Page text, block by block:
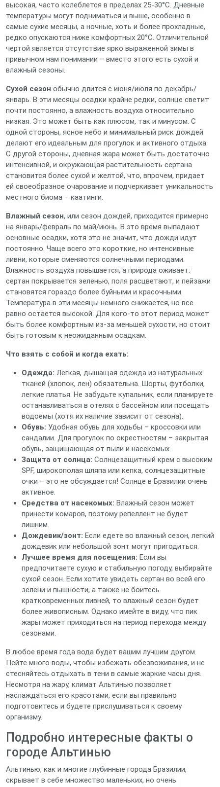
высокая, часто колеблется в пределах 25-30°C. Дневные
температуры могут подниматься и выше, особенно в
самые сухие месяцы, а ночные, хоть и более прохладные,
редко опускаются ниже комфортных 20°C. Отличительной
чертой является отсутствие ярко выраженной зимы в
привычном нам понимании – вместо этого есть сухой и
влажный сезоны.
Сухой сезон обычно длится с июня/июля по декабрь/
январь. В эти месяцы осадки крайне редки, солнце светит
почти постоянно, а влажность воздуха относительно
низкая. Это может быть как плюсом, так и минусом. С
одной стороны, ясное небо и минимальный риск дождей
делают его идеальным для прогулок и активного отдыха.
С другой стороны, дневная жара может быть достаточно
интенсивной, и окружающая растительность сертана
становится более сухой и желтой, что, впрочем, придает
ей своеобразное очарование и подчеркивает уникальность
местного биома – каатинги.
Влажный сезон, или сезон дождей, приходится примерно
на январь/февраль по май/июнь. В это время выпадают
основные осадки, хотя это не значит, что дожди идут
постоянно. Чаще всего это короткие, но интенсивные
ливни, которые сменяются солнечными периодами.
Влажность воздуха повышается, а природа оживает:
сертан покрывается зеленью, поля расцветают, и пейзажи
становятся гораздо более буйными и красочными.
Температура в эти месяцы немного снижается, но все
равно остается высокой. Для кого-то этот период может
быть более комфортным из-за меньшей сухости, но стоит
быть готовым к неожиданным осадкам.
Что взять с собой и когда ехать:
Одежда: Легкая, дышащая одежда из натуральных
тканей (хлопок, лен) обязательна. Шорты, футболки,
легкие платья. Не забудьте купальник, если планируете
останавливаться в отелях с бассейном или посещать
водоемы (хотя их наличие зависит от сезона).
Обувь: Удобная обувь для ходьбы – кроссовки или
сандалии. Для прогулок по окрестностям – закрытая
обувь, защищающая от пыли и насекомых.
Защита от солнца: Солнцезащитный крем с высоким
SPF, широкополая шляпа или кепка, солнцезащитные
очки – это не обсуждается! Солнце в Бразилии очень
активное.
Средства от насекомых: Влажный сезон может
принести комаров, поэтому репеллент не будет
лишним.
Дождевик/зонт: Если едете во влажный сезон, легкий
дождевик или небольшой зонт могут пригодиться.
Лучшее время для посещения: Если вы
предпочитаете сухую и стабильную погоду, выбирайте
сухой сезон. Если хотите увидеть сертан во всей его
зелени и пышности, а также не боитесь
кратковременных ливней, то влажный сезон будет
более живописным. Однако имейте в виду, что пик
жары может приходиться на период перехода между
сезонами.
В любое время года вода будет вашим лучшим другом.
Пейте много воды, чтобы избежать обезвоживания, и не
стесняйтесь отдыхать в тени в самые жаркие часы дня.
Несмотря на жару, климат Альтинью позволяет
наслаждаться его красотами, если вы правильно
подготовитесь и будете прислушиваться к своему
организму.
Подробно интересные факты о
городе Альтинью
Альтинью, как и многие глубинные города Бразилии,
скрывает в себе множество маленьких, но очень